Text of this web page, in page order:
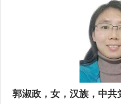
郭淑政 ， 女 ，汉族，中共